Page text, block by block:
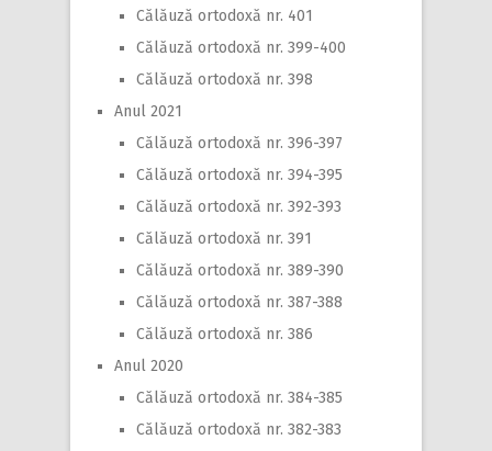
Călăuză ortodoxă nr. 401
Călăuză ortodoxă nr. 399-400
Călăuză ortodoxă nr. 398
Anul 2021
Călăuză ortodoxă nr. 396-397
Călăuză ortodoxă nr. 394-395
Călăuză ortodoxă nr. 392-393
Călăuză ortodoxă nr. 391
Călăuză ortodoxă nr. 389-390
Călăuză ortodoxă nr. 387-388
Călăuză ortodoxă nr. 386
Anul 2020
Călăuză ortodoxă nr. 384-385
Călăuză ortodoxă nr. 382-383